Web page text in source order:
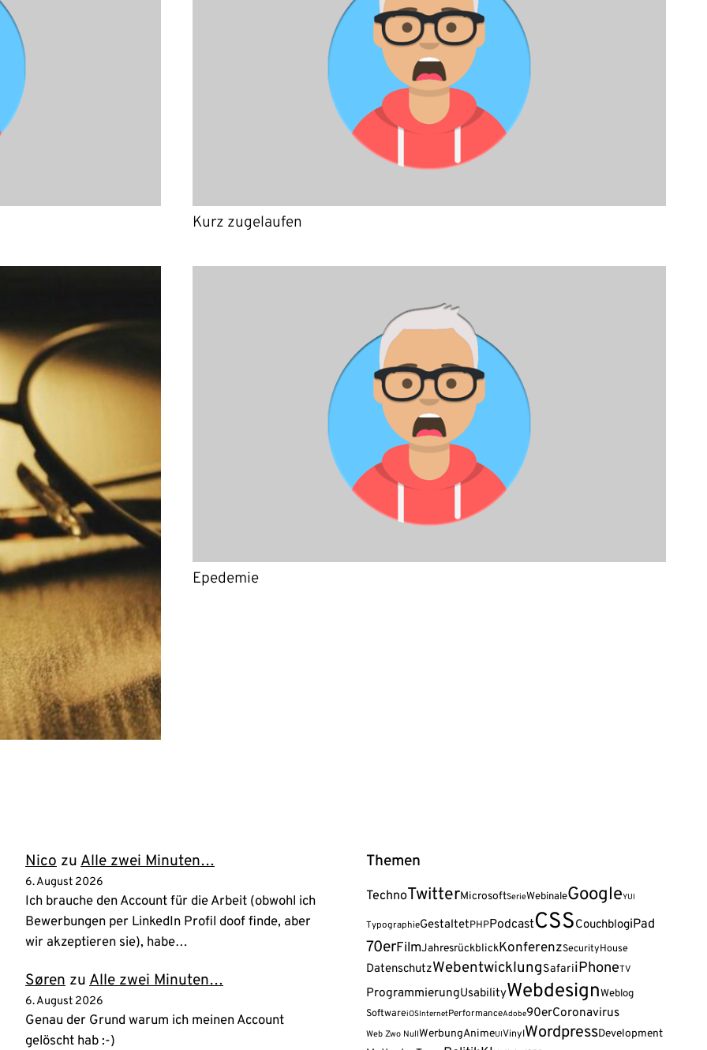
Kurz zugelaufen
Epedemie
Nico zu Alle zwei Minuten…
6. August 2026
Ich brauche den Account für die Arbeit (obwohl ich
Bewerbungen per LinkedIn Profil doof finde, aber
wir akzeptieren sie), habe…
Søren zu Alle zwei Minuten…
6. August 2026
Genau der Grund warum ich meinen Account
gelöscht hab :-)
Themen
TechnoTwitterMicrosoftSerieWebinaleGoogleYUI
TypographieGestaltetPHPPodcastCSSCouchblogiPad
70erFilmJahresrückblickKonferenzSecurityHouse
DatenschutzWebentwicklungSafariiPhoneTV
ProgrammierungUsabilityWebdesignWeblog
SoftwareiOSInternetPerformanceAdobe90erCoronavirus
Web Zwo NullWerbungAnimeUIVinylWordpressDevelopment